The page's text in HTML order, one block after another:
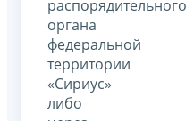
распорядительного
органа
федеральной
территории
«Сириус»
либо